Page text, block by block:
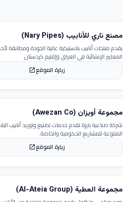
مصنع ناري للأنابيب (Nary Pipes)
يقدم منتجات أنابيب بلاستيكية عالية الجودة ومطابقة
المعايير الإنشائية في العراق وإقليم كردستان.
زيارة الموقعopen_in_new
مجموعة أويزان (Awezan Co)
شركة صناعية بارزة تقدم خدمات تصنيع وتوريد أنابيب
المتنوعة للمشاريع الحكومية والخاصة.
زيارة الموقعopen_in_new
مجموعة العطية (Al-Ateia Group)